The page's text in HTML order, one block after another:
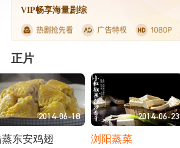
VIP畅享海量剧综
正片
2014-06-18
东安鸡翅
2014-06-23
浏阳蒸菜